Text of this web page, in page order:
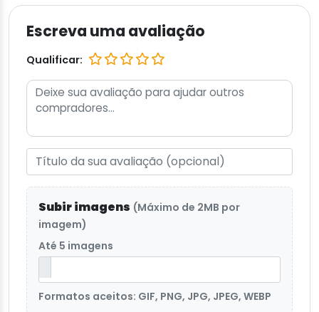
Escreva uma avaliação
Qualificar:
Subir imagens (Máximo de 2MB por
imagem)
Até 5 imagens
Formatos aceitos: GIF, PNG, JPG, JPEG, WEBP